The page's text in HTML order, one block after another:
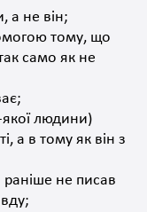
а не він;
тому, що
само як не
;
якої людини)
а в тому як він з
раніше не писав
;